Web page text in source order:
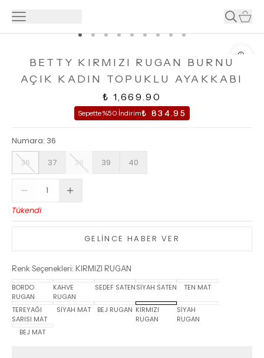
BETTY KIRMIZI RUGAN BURNU
AÇIK KADIN TOPUKLU AYAKKABI
₺ 1,669.90
Sepette %50 İndirim₺ 834.95
Numara: 36
36
37 38 39 40
Tükendi
GELİNCE HABER VER
Renk Seçenekleri: KIRMIZI RUGAN
BORDO
RUGAN
KAHVE
RUGAN
SEDEF SATENSİYAH SATEN TEN MAT
TEREYAĞI
SARISI MAT
SİYAH MAT BEJ RUGAN KIRMIZI
RUGAN
SİYAH
RUGAN
BEJ MAT